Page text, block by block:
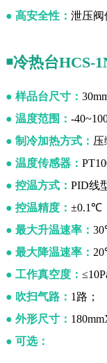
● 高安全性： 泄压阀
￭冷热台HCS-
● 样品台尺寸：
● 温度范围： -
● 制冷加热方式： 压
● 温度传感器：
● 控温方式： PID线
● 控温精度： ±0.1℃
● 最大升温速率：
● 最大降温速率：
● 工作真空度：
● 吹扫气路： 1路；
● 外形尺寸：
● 可选：